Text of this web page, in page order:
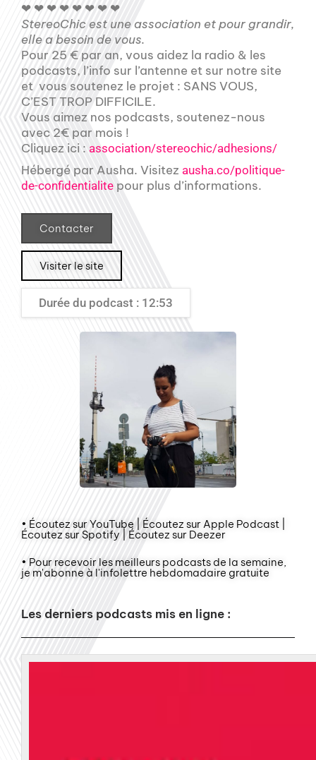
❤ ❤ ❤ ❤ ❤ ❤ ❤ ❤
StereoChic est une association et pour grandir,
elle a besoin de vous.
Pour 25 € par an, vous aidez la radio & les
podcasts, l’info sur l’antenne et sur notre site
et vous soutenez le projet : SANS VOUS,
C’EST TROP DIFFICILE.
Vous aimez nos podcasts, soutenez-nous
avec 2€ par mois !
Cliquez ici : association/stereochic/adhesions/
Hébergé par Ausha. Visitez ausha.co/politique-
de-confidentialite pour plus d’informations.
Contacter
Visiter le site
Durée du podcast : 12:53
• Écoutez sur YouTube | Écoutez sur Apple Podcast |
Écoutez sur Spotify | Écoutez sur Deezer
• Pour recevoir les meilleurs podcasts de la semaine,
je m'abonne à l'infolettre hebdomadaire gratuite
Les derniers podcasts mis en ligne :